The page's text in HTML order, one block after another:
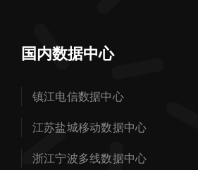
国内数据中心
镇江电信数据中心
江苏盐城移动数据中心
浙江宁波多线数据中心